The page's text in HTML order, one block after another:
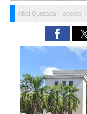
Abel Quezada agosto